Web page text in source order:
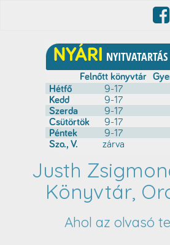
Justh
Könyvtár,
Ahol az olvasó